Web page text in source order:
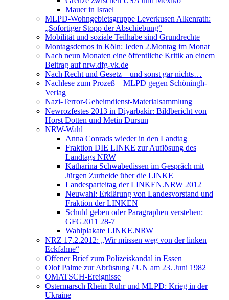
Mauer in Israel
MLPD-Wohngebietsgruppe Leverkusen Alkenrath:
„Sofortiger Stopp der Abschiebung“
Mobilität und soziale Teilhabe sind Grundrechte
Montagsdemos in Köln: Jeden 2.Montag im Monat
Nach neun Monaten eine öffentliche Kritik an einem
Beitrag auf nrw.dfg-vk.de
Nach Recht und Gesetz – und sonst gar nichts…
Nachlese zum Prozeß – MLPD gegen Schöningh-
Verlag
Nazi-Terror-Geheimdienst-Materialsammlung
Newrozfestes 2013 in Diyarbakir: Bildbericht von
Horst Dotten und Metin Dursun
NRW-Wahl
Anna Conrads wieder in den Landtag
Fraktion DIE LINKE zur Auflösung des
Landtags NRW
Katharina Schwabedissen im Gespräch mit
Jürgen Zurheide über die LINKE
Landesparteitag der LINKEN.NRW 2012
Neuwahl: Erklärung von Landesvorstand und
Fraktion der LINKEN
Schuld geben oder Paragraphen verstehen:
GFG2011 28-7
Wahlplakate LINKE.NRW
NRZ 17.2.2012: „Wir müssen weg von der linken
Eckfahne“
Offener Brief zum Polizeiskandal in Essen
Olof Palme zur Abrüstung / UN am 23. Juni 1982
OMATSCH-Ereignisse
Ostermarsch Rhein Ruhr und MLPD: Krieg in der
Ukraine